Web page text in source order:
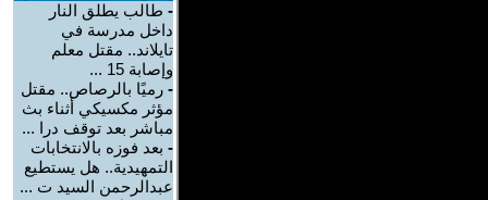
- طالب يطلق النار
داخل مدرسة في
تايلاند.. مقتل معلم
وإصابة 15 ...
- رميًا بالرصاص.. مقتل
مؤثر مكسيكي أثناء بث
مباشر بعد توقف درا ...
- بعد فوزه بالانتخابات
التمهيدية.. هل يستطيع
عبدالرحمن السيد ت ...